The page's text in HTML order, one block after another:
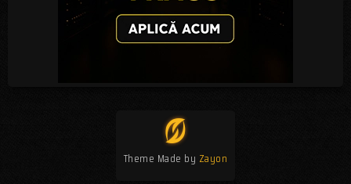
Theme Made by Zayon